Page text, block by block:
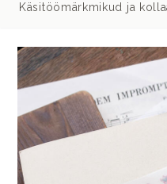
Käsitöömärkmikud ja